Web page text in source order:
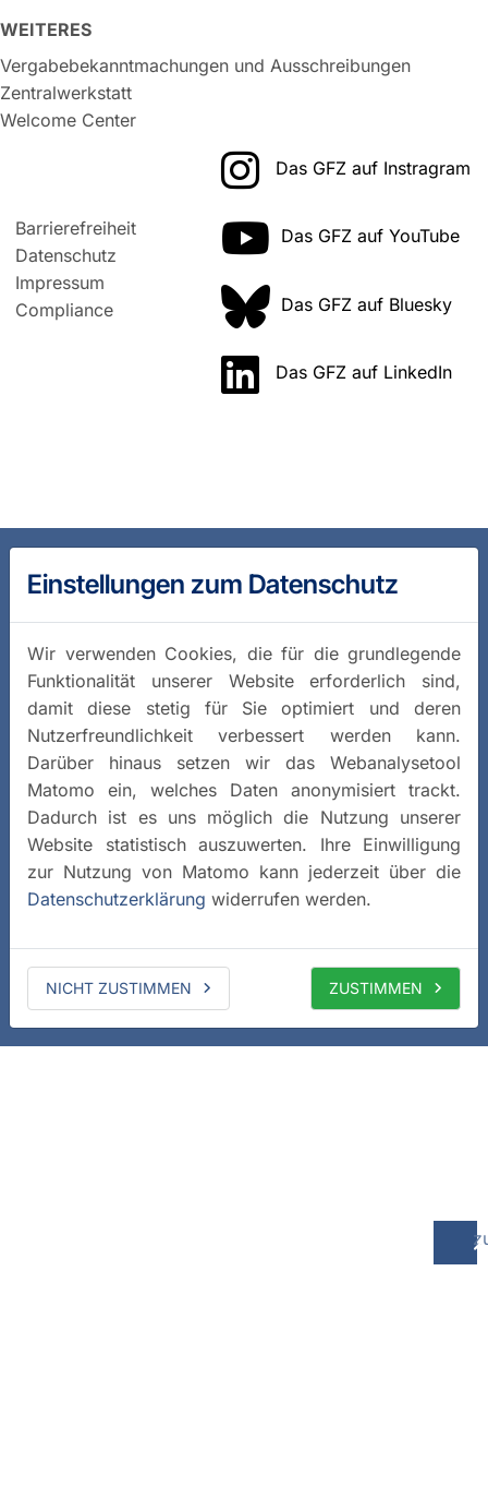
WEITERES
Vergabebekanntmachungen und Ausschreibungen
Zentralwerkstatt
Welcome Center
Barrierefreiheit
Datenschutz
Impressum
Compliance
Das GFZ auf Instragram
Das GFZ auf YouTube
Das GFZ auf Bluesky
Das GFZ auf LinkedIn
Einstellungen zum Datenschutz
Wir verwenden Cookies, die für die grundlegende
Funktionalität unserer Website erforderlich sind,
damit diese stetig für Sie optimiert und deren
Nutzerfreundlichkeit verbessert werden kann.
Darüber hinaus setzen wir das Webanalysetool
Matomo ein, welches Daten anonymisiert trackt.
Dadurch ist es uns möglich die Nutzung unserer
Website statistisch auszuwerten. Ihre Einwilligung
zur Nutzung von Matomo kann jederzeit über die
Datenschutzerklärung widerrufen werden.
NICHT ZUSTIMMEN ZUSTIMMEN